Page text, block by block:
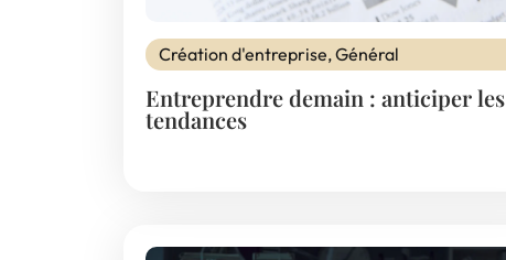
Création d'entreprise,Général
Entreprendre demain : anticiper les
tendances